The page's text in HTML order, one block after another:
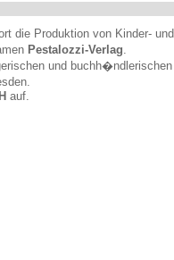
die Produktion von Kinder- und
Pestalozzi-Verlag.
und buchh�ndlerischen
auf.